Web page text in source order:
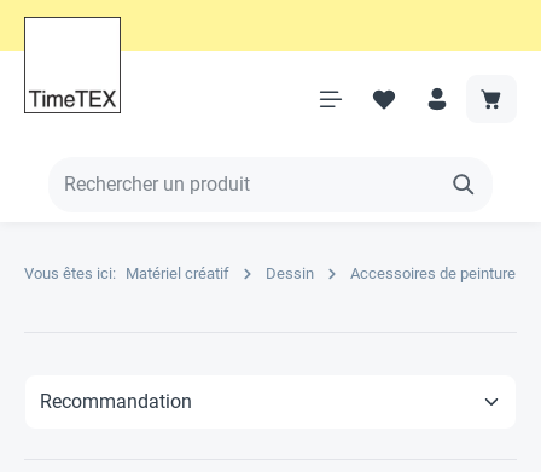
Vous êtes ici: Matériel créatif Dessin Accessoires de peinture